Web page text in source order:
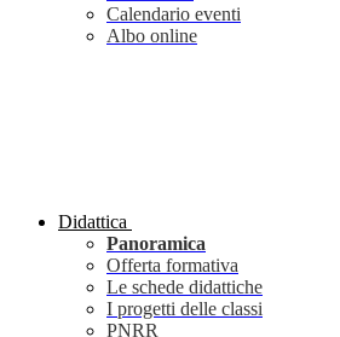
Calendario eventi
Albo online
Didattica
Panoramica
Offerta formativa
Le schede didattiche
I progetti delle classi
PNRR